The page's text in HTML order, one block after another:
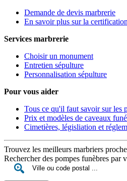
Demande de devis marbrerie
En savoir plus sur la
Services marbrerie
Choisir un monument
Entretien sépulture
Personnalisation sépulture
Pour vous aider
Tous ce qu'il faut savoir sur les
Prix et modèles de caveaux
Cimetières, législiation et
Trouvez les meilleurs marbriers
Rechercher des pompes funèbres par